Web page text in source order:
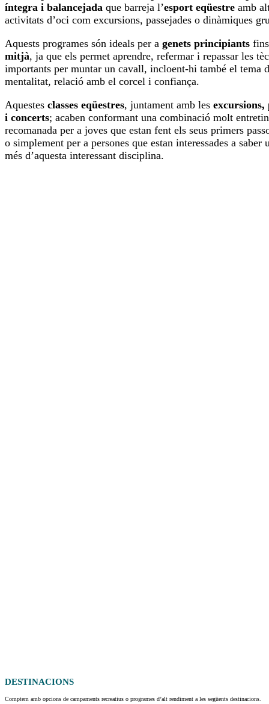
íntegra i balancejada que barreja l’esport eqüestre amb
activitats d’oci com excursions, passejades o dinàmiques
Aquests programes són ideals per a genets principiants
mitjà, ja que els permet aprendre, refermar i repassar les
importants per muntar un cavall, incloent-hi també el tema
mentalitat, relació amb el corcel i confiança.
Aquestes classes eqüestres, juntament amb les excursions,
i concerts; acaben conformant una combinació molt
recomanada per a joves que estan fent els seus primers
o simplement per a persones que estan interessades a saber
més d’aquesta interessant disciplina.
DESTINACIONS
Comptem amb opcions de campaments recreatius o programes d’alt rendiment a les següents destinacions.